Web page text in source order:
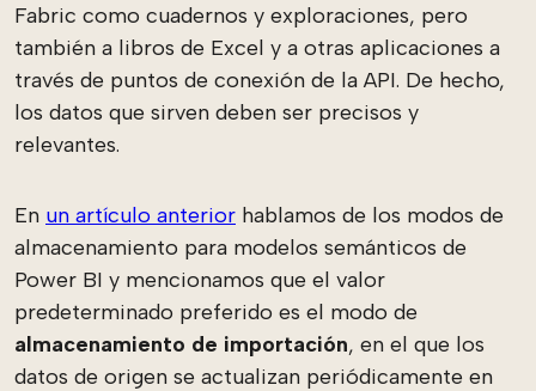
Fabric como cuadernos y exploraciones, pero
también a libros de Excel y a otras aplicaciones a
través de puntos de conexión de la API. De hecho,
los datos que sirven deben ser precisos y
relevantes.
En un artículo anterior hablamos de los modos de
almacenamiento para modelos semánticos de
Power BI y mencionamos que el valor
predeterminado preferido es el modo de
almacenamiento de importación, en el que los
datos de origen se actualizan periódicamente en